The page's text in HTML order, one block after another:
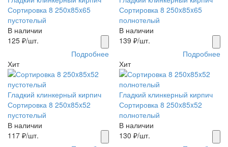
Сортировка 8 250x85x65
пустотелый
В наличии
125 ₽/шт.
Подробнее
Сортировка 8 250x85x65
полнотелый
В наличии
139 ₽/шт.
Подробнее
Хит
Гладкий клинкерный кирпич
Сортировка 8 250x85x52
пустотелый
В наличии
117 ₽/шт.
Хит
Гладкий клинкерный кирпич
Сортировка 8 250x85x52
полнотелый
В наличии
130 ₽/шт.